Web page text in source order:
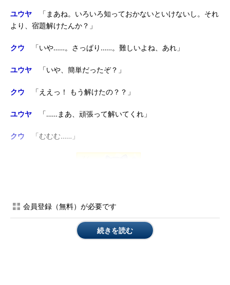
ユウヤ 「まあね。いろいろ知っておかないといけないし。それ
より、宿題解けたんか？」
クウ 「いや……。さっぱり……。難しいよね、あれ」
ユウヤ 「いや、簡単だったぞ？」
クウ 「ええっ！ もう解けたの？？」
ユウヤ 「……まあ、頑張って解いてくれ」
クウ 「むむむ……」
*** 一部省略されたコンテンツがあります。PC版でご覧くださ
い。***
会員登録（無料）が必要です
続きを読む